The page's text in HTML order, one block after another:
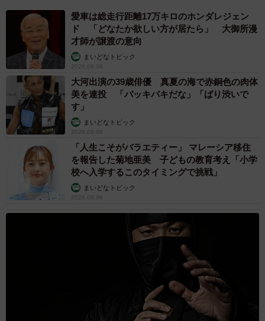
愛車は総走行距離17万キロのホンダレジェン
ド 「どなたか欲しい方が居たら」 大御所漫
才師が譲渡の意向
まいどなトピック
2026.08.06
大河出演の39歳俳優 真夏の海で赤銅色の肉体
美を連投 「バッキバキだな」「ばり渋いで
す」
まいどなトピック
2026.08.06
「人生こそがバラエティー」 マレーシア移住
を報告した菊地亜美 子どもの教育考え「小学
校へ入学するこのタイミングで挑戦」
まいどなトピック
2026.08.06